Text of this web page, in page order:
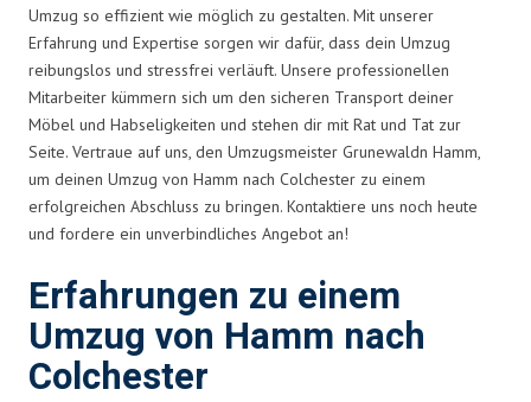
Umzug so effizient wie möglich zu gestalten. Mit unserer
Erfahrung und Expertise sorgen wir dafür, dass dein Umzug
reibungslos und stressfrei verläuft. Unsere professionellen
Mitarbeiter kümmern sich um den sicheren Transport deiner
Möbel und Habseligkeiten und stehen dir mit Rat und Tat zur
Seite. Vertraue auf uns, den Umzugsmeister Grunewaldn Hamm,
um deinen Umzug von Hamm nach Colchester zu einem
erfolgreichen Abschluss zu bringen. Kontaktiere uns noch heute
und fordere ein unverbindliches Angebot an!
Erfahrungen zu einem
Umzug von Hamm nach
Colchester